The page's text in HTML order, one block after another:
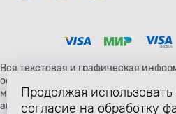
Вся текстовая и графическая
оформление страницы
международными законами и
авторских прав и
Продолжая
согласие на обработку